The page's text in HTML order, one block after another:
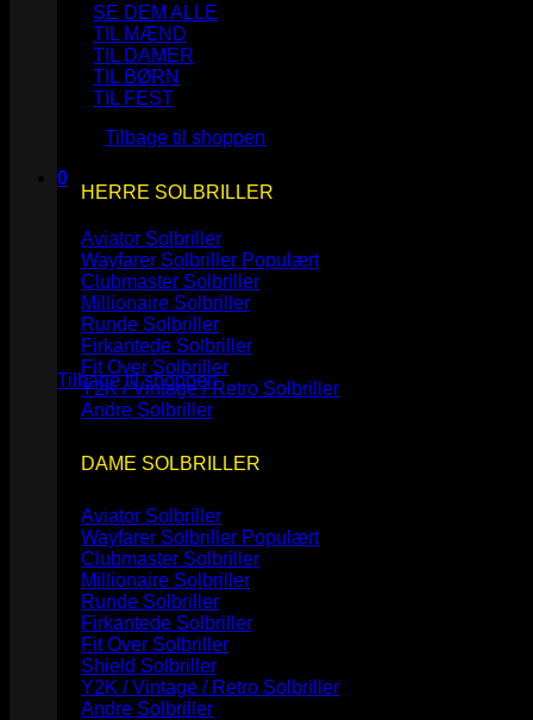
Ingen varer i kurven.
Tilbage til shoppen
0
Kurv
Ingen varer i kurven.
Tilbage til shoppen
SE DEM ALLE
TIL MÆND
TIL DAMER
TIL BØRN
TIL FEST
HERRE SOLBRILLER
Aviator Solbriller
Wayfarer Solbriller
Clubmaster Solbriller
Millionaire Solbriller
Runde Solbriller
Firkantede Solbriller
Fit Over Solbriller
Y2K / Vintage / Retro Solbriller
Andre Solbriller
DAME SOLBRILLER
Aviator Solbriller
Wayfarer Solbriller
Clubmaster Solbriller
Millionaire Solbriller
Runde Solbriller
Firkantede Solbriller
Fit Over Solbriller
Shield Solbriller
Y2K / Vintage / Retro Solbriller
Andre Solbriller